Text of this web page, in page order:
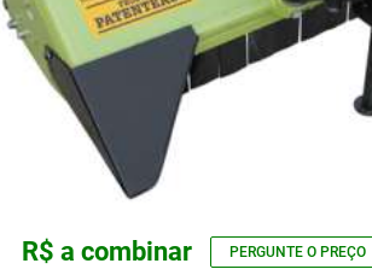
R$ a combinar PERGUNTE O PREÇO